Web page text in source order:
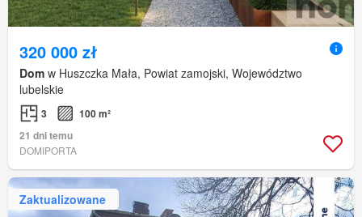
320 000 zł
Dom w Huszczka Mała, Powiat zamojski, Województwo
lubelskie
3
100 m²
21 dni temu
DOMIPORTA
Zaktualizowane